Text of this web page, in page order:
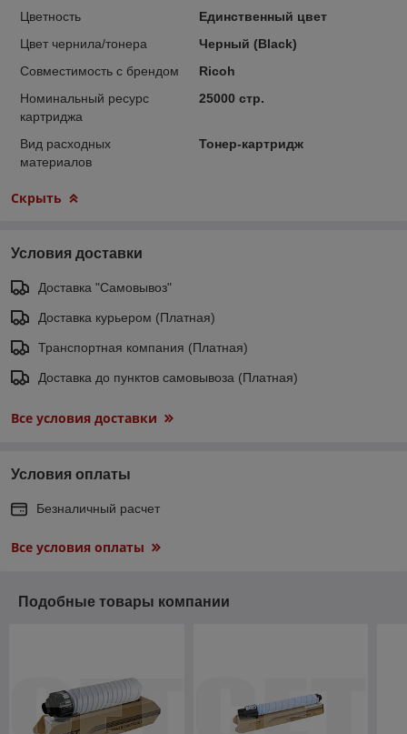
Цветность
Единственный цвет
Цвет чернила/тонера
Черный (Black)
Совместимость с брендом
Ricoh
Номинальный ресурс
картриджа
25000 стр.
Вид расходных
материалов
Тонер-картридж
Скрыть
Условия доставки
Доставка "Самовывоз"
Доставка курьером (Платная)
Транспортная компания (Платная)
Доставка до пунктов самовывоза (Платная)
Все условия доставки
Условия оплаты
Безналичный расчет
Все условия оплаты
Подобные товары компании